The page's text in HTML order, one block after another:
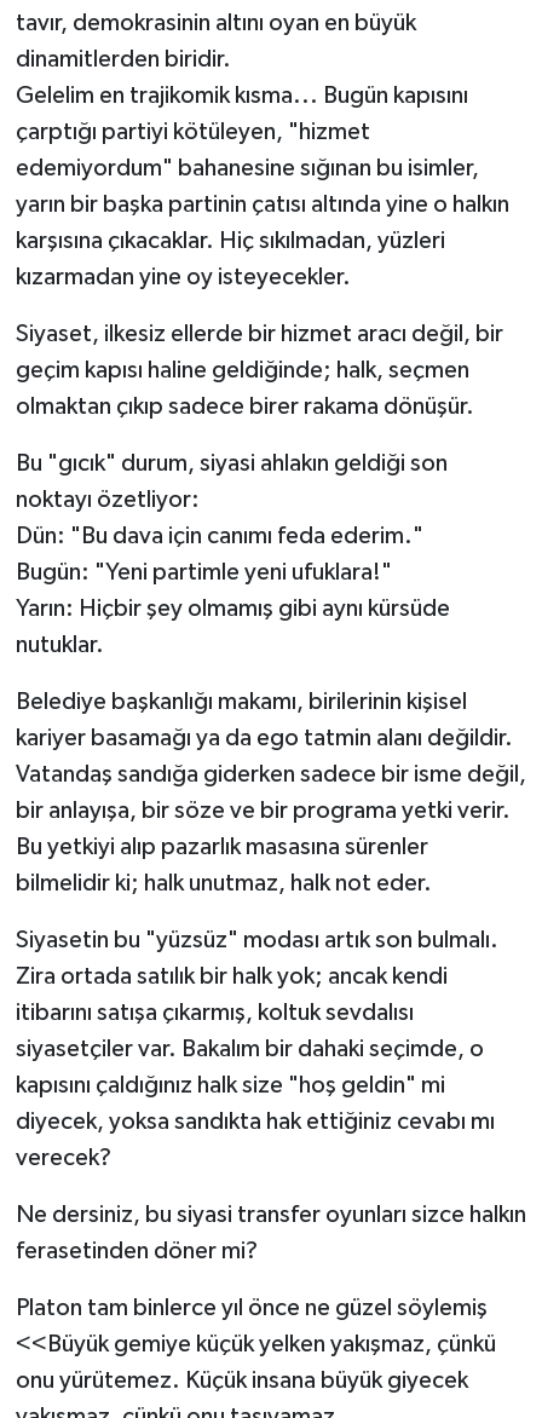
tavır, demokrasinin altını oyan en büyük
dinamitlerden biridir.
Gelelim en trajikomik kısma... Bugün kapısını
çarptığı partiyi kötüleyen, "hizmet
edemiyordum" bahanesine sığınan bu isimler,
yarın bir başka partinin çatısı altında yine o halkın
karşısına çıkacaklar. Hiç sıkılmadan, yüzleri
kızarmadan yine oy isteyecekler.
Siyaset, ilkesiz ellerde bir hizmet aracı değil, bir
geçim kapısı haline geldiğinde; halk, seçmen
olmaktan çıkıp sadece birer rakama dönüşür.
Bu "gıcık" durum, siyasi ahlakın geldiği son
noktayı özetliyor:
Dün: "Bu dava için canımı feda ederim."
Bugün: "Yeni partimle yeni ufuklara!"
Yarın: Hiçbir şey olmamış gibi aynı kürsüde
nutuklar.
Belediye başkanlığı makamı, birilerinin kişisel
kariyer basamağı ya da ego tatmin alanı değildir.
Vatandaş sandığa giderken sadece bir isme değil,
bir anlayışa, bir söze ve bir programa yetki verir.
Bu yetkiyi alıp pazarlık masasına sürenler
bilmelidir ki; halk unutmaz, halk not eder.
Siyasetin bu "yüzsüz" modası artık son bulmalı.
Zira ortada satılık bir halk yok; ancak kendi
itibarını satışa çıkarmış, koltuk sevdalısı
siyasetçiler var. Bakalım bir dahaki seçimde, o
kapısını çaldığınız halk size "hoş geldin" mi
diyecek, yoksa sandıkta hak ettiğiniz cevabı mı
verecek?
Ne dersiniz, bu siyasi transfer oyunları sizce halkın
ferasetinden döner mi?
Platon tam binlerce yıl önce ne güzel söylemiş
<<Büyük gemiye küçük yelken yakışmaz, çünkü
onu yürütemez. Küçük insana büyük giyecek
Yemek